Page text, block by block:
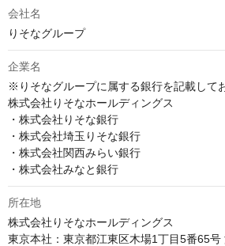
会社名
りそなグループ
企業名
※りそなグループに属する銀行を記載して
株式会社りそなホールディングス
・株式会社りそな銀行
・株式会社埼玉りそな銀行
・株式会社関西みらい銀行
・株式会社みなと銀行
所在地
株式会社りそなホールディングス
東京本社：東京都江東区木場1丁目5番65